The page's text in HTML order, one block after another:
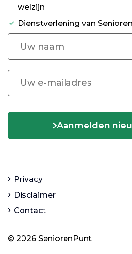
welzijn
Dienstverlening van
Aanmelden
Privacy
Disclaimer
Contact
© 2026 SeniorenPunt